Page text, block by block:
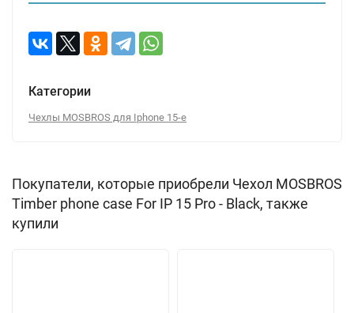
Категории
Чехлы MOSBROS для Iphone 15-е
Покупатели, которые приобрели Чехол MOSBROS
Timber phone case For IP 15 Pro - Black, также
купили